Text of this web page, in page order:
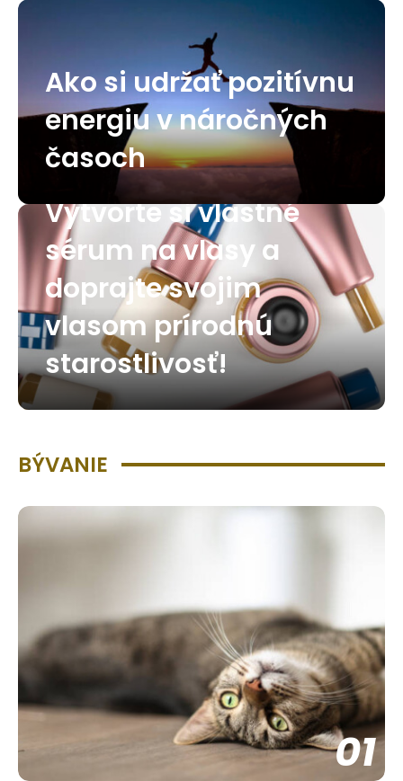
Ako si udržať pozitívnu
energiu v náročných
časoch
Vytvorte si vlastné
sérum na vlasy a
doprajte svojim
vlasom prírodnú
starostlivosť!
BÝVANIE
01